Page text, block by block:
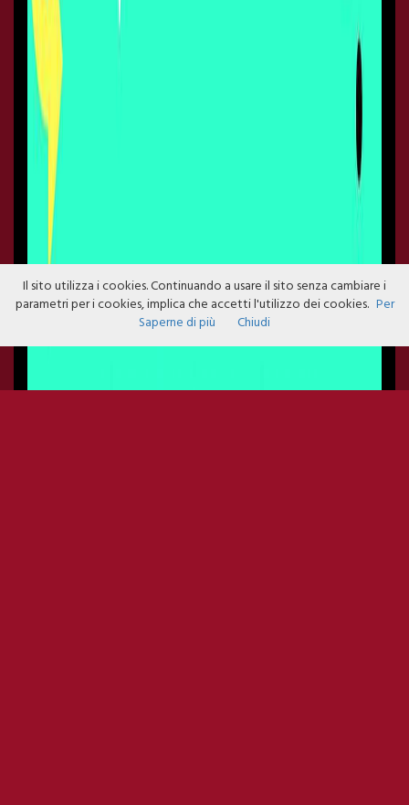
Il sito utilizza i cookies. Continuando a usare il sito senza cambiare i
parametri per i cookies, implica che accetti l'utilizzo dei cookies. Per
Saperne di più
Chiudi